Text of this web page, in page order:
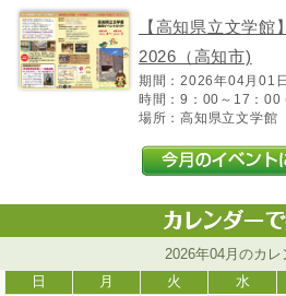
【高知県立文学館
2026（高知市)
期間：2026年04月01
時間：9：00～17：
場所：高知県立文学館
2026年04月のカレ
日
月 火 水